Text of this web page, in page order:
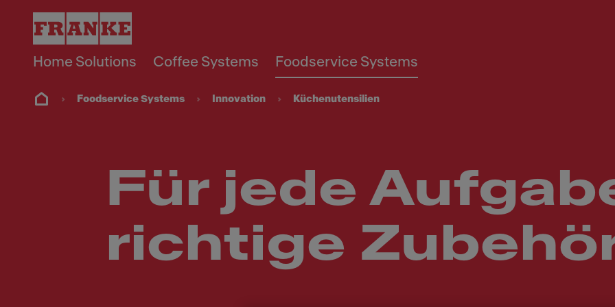
Home Solutions Coffee Systems Foodservice Systems
Foodservice Systems Innovation Küchenutensilien
Für jede
richtige